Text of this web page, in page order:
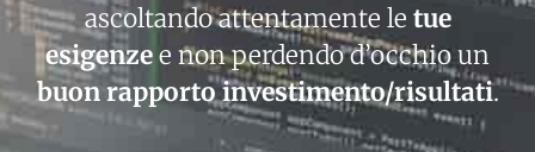
ascoltando attentamente le tue
esigenzee non perdendo d’occhio un
buon rapporto investimento/risultati.